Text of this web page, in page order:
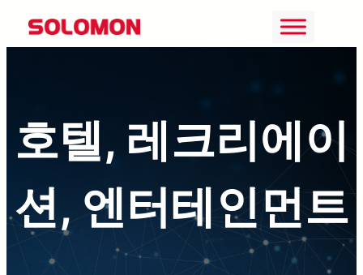
텐
바
로
기
호텔, 레크리에이
션, 엔터테인먼트